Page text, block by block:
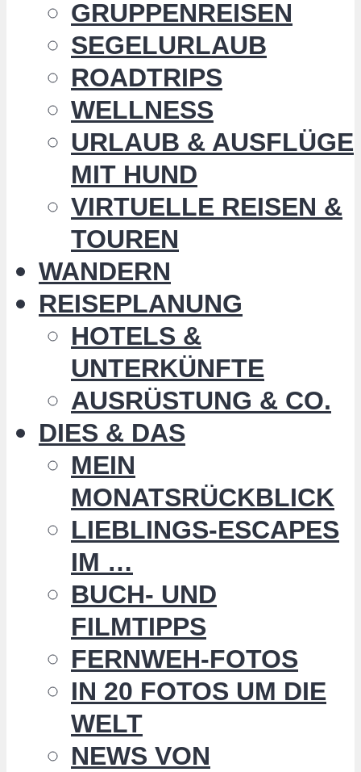
GRUPPENREISEN
SEGELURLAUB
ROADTRIPS
WELLNESS
URLAUB & AUSFLÜGE
MIT HUND
VIRTUELLE REISEN &
TOUREN
WANDERN
REISEPLANUNG
HOTELS &
UNTERKÜNFTE
AUSRÜSTUNG & CO.
DIES & DAS
MEIN
MONATSRÜCKBLICK
LIEBLINGS-ESCAPES
IM …
BUCH- UND
FILMTIPPS
FERNWEH-FOTOS
IN 20 FOTOS UM DIE
WELT
NEWS VON